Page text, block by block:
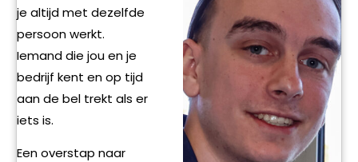
je altijd met dezelfde
persoon werkt.
Iemand die jou en je
bedrijf kent en op tijd
aan de bel trekt als er
iets is.
Een overstap naar